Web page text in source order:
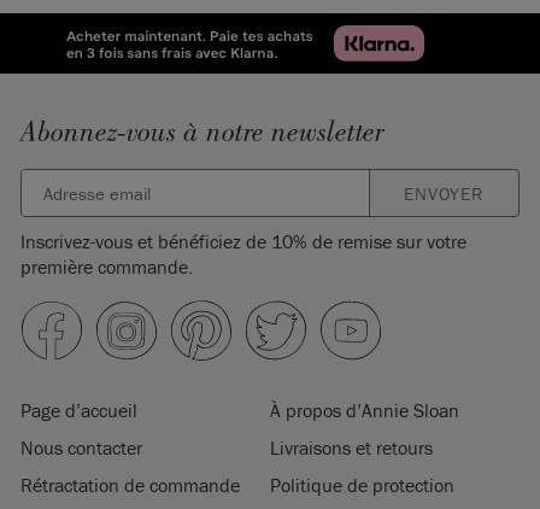
Abonnez-vous à notre newsletter
ENVOYER
Inscrivez-vous et bénéficiez de 10% de remise sur votre
première commande.
Page d’accueil
À propos d’Annie Sloan
Nous contacter
Livraisons et retours
Rétractation de commande
Politique de protection